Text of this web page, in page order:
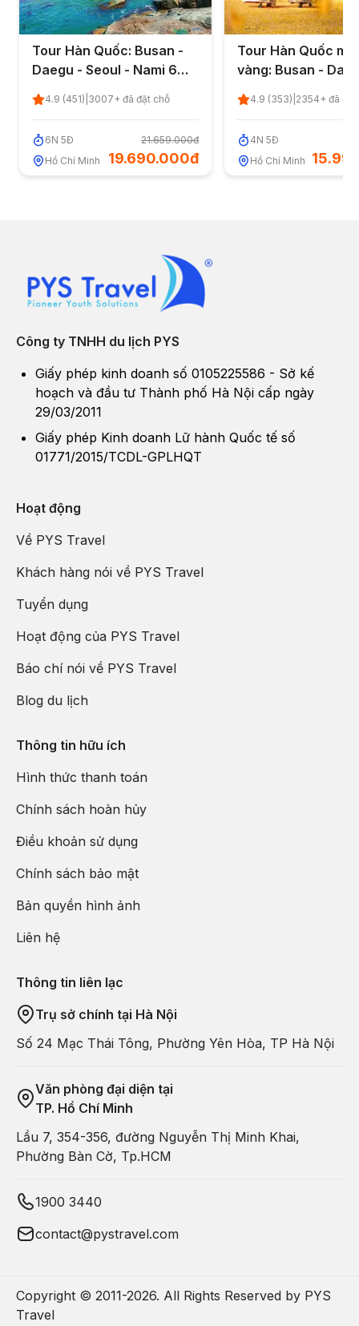
Tour Hàn Quốc: Busan -
Daegu - Seoul - Nami 6
4.9 (451) 3007+ đã đặt chỗ
6N 5Đ
Hồ Chí Minh
21.659.000đ
19.690.000đ
Tour Hàn Quốc
vàng: Busan -
TP.HCM
4.9 (353) 2354+ đã
4N 5Đ
Hồ Chí Minh
Công ty TNHH du lịch PYS
Giấy phép kinh doanh số 0105225586 - Sở kế
hoạch và đầu tư Thành phố Hà Nội cấp ngày
29/03/2011
Giấy phép Kinh doanh Lữ hành Quốc tế số
01771/2015/TCDL-GPLHQT
Hoạt động
Về PYS Travel
Khách hàng nói về PYS Travel
Tuyển dụng
Hoạt động của PYS Travel
Báo chí nói về PYS Travel
Blog du lịch
Thông tin hữu ích
Hình thức thanh toán
Chính sách hoàn hủy
Điều khoản sử dụng
Chính sách bảo mật
Bản quyền hình ảnh
Liên hệ
Thông tin liên lạc
Trụ sở chính tại Hà Nội
Số 24 Mạc Thái Tông, Phường Yên Hòa, TP Hà Nội
Văn phòng đại diện tại
TP. Hồ Chí Minh
Lầu 7, 354-356, đường Nguyễn Thị Minh Khai,
Phường Bàn Cờ, Tp.HCM
1900 3440
contact@pystravel.com
Copyright © 2011-2026. All Rights Reserved by PYS
Travel